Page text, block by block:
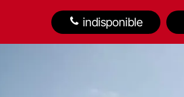
indisponible